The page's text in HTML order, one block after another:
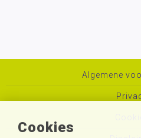
Cookies
Algemene